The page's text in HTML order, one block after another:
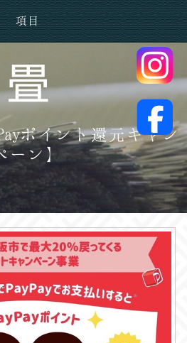
項目
ポイント還元キャン
ーン】